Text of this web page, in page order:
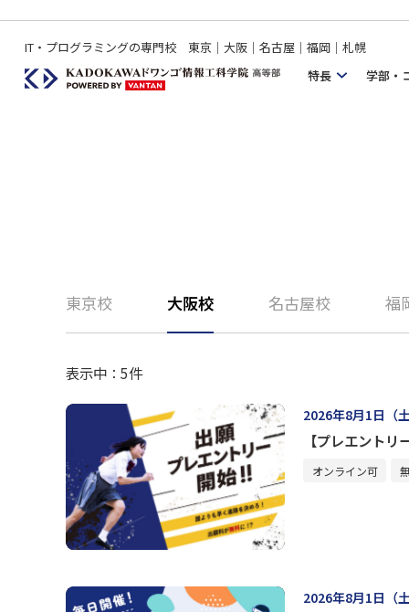
IT・プログラミングの専門校 東京｜大阪｜名古屋｜福岡｜札幌
特長
学部・
東京校 大阪校 名古屋校 福
表示中： 5件
2026年8月1日（
【プレエント
オンライン可
2026年8月1日（